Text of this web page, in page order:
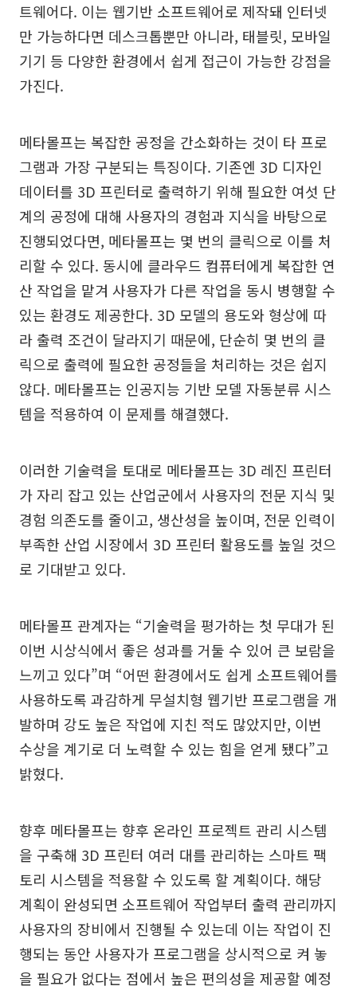
트웨어다. 이는 웹기반 소프트웨어로 제작돼 인터넷
만 가능하다면 데스크톱뿐만 아니라, 태블릿, 모바일
기기 등 다양한 환경에서 쉽게 접근이 가능한 강점을
가진다.
메타몰프는 복잡한 공정을 간소화하는 것이 타 프로
그램과 가장 구분되는 특징이다. 기존엔 3D 디자인
데이터를 3D 프린터로 출력하기 위해 필요한 여섯 단
계의 공정에 대해 사용자의 경험과 지식을 바탕으로
진행되었다면, 메타몰프는 몇 번의 클릭으로 이를 처
리할 수 있다. 동시에 클라우드 컴퓨터에게 복잡한 연
산 작업을 맡겨 사용자가 다른 작업을 동시 병행할 수
있는 환경도 제공한다. 3D 모델의 용도와 형상에 따
라 출력 조건이 달라지기 때문에, 단순히 몇 번의 클
릭으로 출력에 필요한 공정들을 처리하는 것은 쉽지
않다. 메타몰프는 인공지능 기반 모델 자동분류 시스
템을 적용하여 이 문제를 해결했다.
이러한 기술력을 토대로 메타몰프는 3D 레진 프린터
가 자리 잡고 있는 산업군에서 사용자의 전문 지식 및
경험 의존도를 줄이고, 생산성을 높이며, 전문 인력이
부족한 산업 시장에서 3D 프린터 활용도를 높일 것으
로 기대받고 있다.
메타몰프 관계자는 “기술력을 평가하는 첫 무대가 된
이번 시상식에서 좋은 성과를 거둘 수 있어 큰 보람을
느끼고 있다”며 “어떤 환경에서도 쉽게 소프트웨어를
사용하도록 과감하게 무설치형 웹기반 프로그램을 개
발하며 강도 높은 작업에 지친 적도 많았지만, 이번
수상을 계기로 더 노력할 수 있는 힘을 얻게 됐다”고
밝혔다.
향후 메타몰프는 향후 온라인 프로젝트 관리 시스템
을 구축해 3D 프린터 여러 대를 관리하는 스마트 팩
토리 시스템을 적용할 수 있도록 할 계획이다. 해당
계획이 완성되면 소프트웨어 작업부터 출력 관리까지
사용자의 장비에서 진행될 수 있는데 이는 작업이 진
행되는 동안 사용자가 프로그램을 상시적으로 켜 놓
을 필요가 없다는 점에서 높은 편의성을 제공할 예정